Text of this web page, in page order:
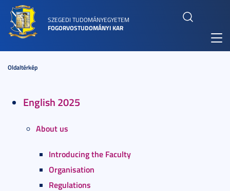
SZEGEDI TUDOMÁNYEGYETEM
FOGORVOSTUDOMÁNYI KAR
Oldaltérkép
English 2025
About us
Introducing the Faculty
Organisation
Regulations